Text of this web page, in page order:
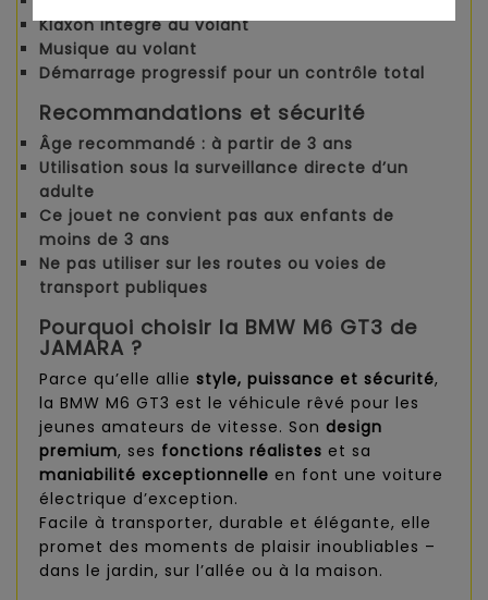
Klaxon intégré au volant
Musique au volant
Démarrage progressif pour un contrôle total
Recommandations et sécurité
Âge recommandé : à partir de 3 ans
Utilisation sous la surveillance directe d’un
adulte
Ce jouet ne convient pas aux enfants de
moins de 3 ans
Ne pas utiliser sur les routes ou voies de
transport publiques
Pourquoi choisir la BMW M6 GT3 de
JAMARA ?
Parce qu’elle allie style, puissance et sécurité,
la BMW M6 GT3 est le véhicule rêvé pour les
jeunes amateurs de vitesse. Son design
premium, ses fonctions réalistes et sa
maniabilité exceptionnelle en font une voiture
électrique d’exception.
Facile à transporter, durable et élégante, elle
promet des moments de plaisir inoubliables –
dans le jardin, sur l’allée ou à la maison.